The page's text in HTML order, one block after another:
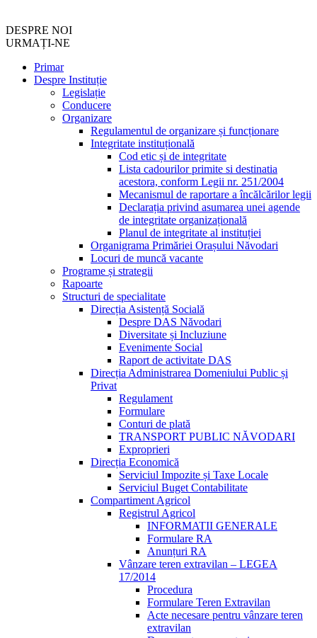
DESPRE NOI
URMAȚI-NE
Primar
Despre Instituție
Legislație
Conducere
Organizare
Regulamentul de organizare și funcționare
Integritate instituțională
Cod etic și de integritate
Lista cadourilor primite si destinatia
acestora, conform Legii nr. 251/2004
Mecanismul de raportare a încălcărilor legii
Declarația privind asumarea unei agende
de integritate organizațională
Planul de integritate al instituției
Organigrama Primăriei Orașului Năvodari
Locuri de muncă vacante
Programe și strategii
Rapoarte
Structuri de specialitate
Direcția Asistență Socială
Despre DAS Năvodari
Diversitate și Incluziune
Evenimente Social
Raport de activitate DAS
Direcția Administrarea Domeniului Public și
Privat
Regulament
Formulare
Conturi de plată
TRANSPORT PUBLIC NĂVODARI
Exproprieri
Direcția Economică
Serviciul Impozite și Taxe Locale
Serviciul Buget Contabilitate
Compartiment Agricol
Registrul Agricol
INFORMATII GENERALE
Formulare RA
Anunțuri RA
Vânzare teren extravilan – LEGEA
17/2014
Procedura
Formulare Teren Extravilan
Acte necesare pentru vânzare teren
extravilan